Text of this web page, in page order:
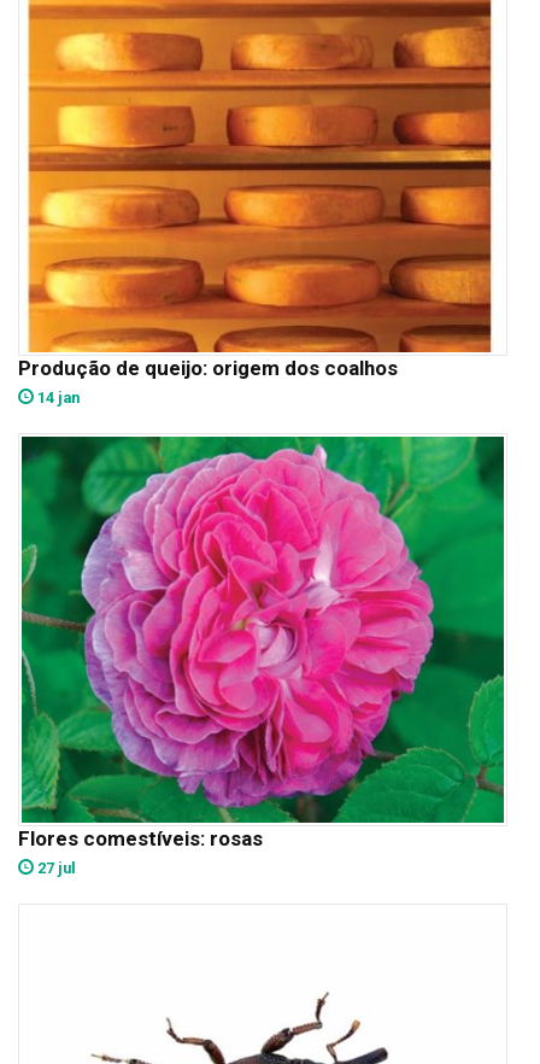
Produção de queijo: origem dos coalhos
14 jan
Flores comestíveis: rosas
27 jul